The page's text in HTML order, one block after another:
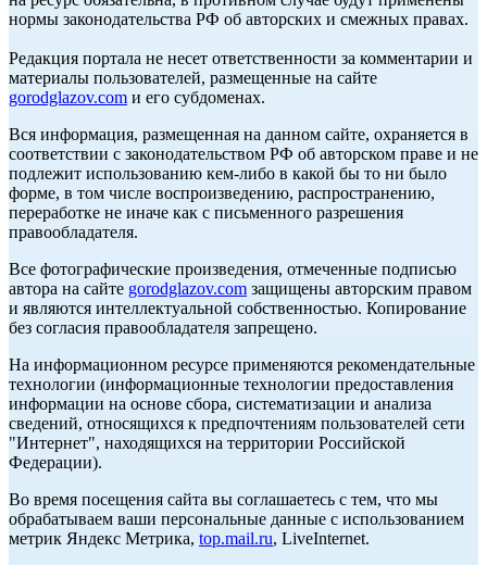
нормы законодательства РФ об авторских и смежных правах.
Редакция портала не несет ответственности за комментарии и
материалы пользователей, размещенные на сайте
gorodglazov.com и его субдоменах.
Вся информация, размещенная на данном сайте, охраняется в
соответствии с законодательством РФ об авторском праве и не
подлежит использованию кем-либо в какой бы то ни было
форме, в том числе воспроизведению, распространению,
переработке не иначе как с письменного разрешения
правообладателя.
Все фотографические произведения, отмеченные подписью
автора на сайте gorodglazov.com защищены авторским правом
и являются интеллектуальной собственностью. Копирование
без согласия правообладателя запрещено.
На информационном ресурсе применяются рекомендательные
технологии (информационные технологии предоставления
информации на основе сбора, систематизации и анализа
сведений, относящихся к предпочтениям пользователей сети
"Интернет", находящихся на территории Российской
Федерации).
Во время посещения сайта вы соглашаетесь с тем, что мы
обрабатываем ваши персональные данные с использованием
метрик Яндекс Метрика, top.mail.ru, LiveInternet.